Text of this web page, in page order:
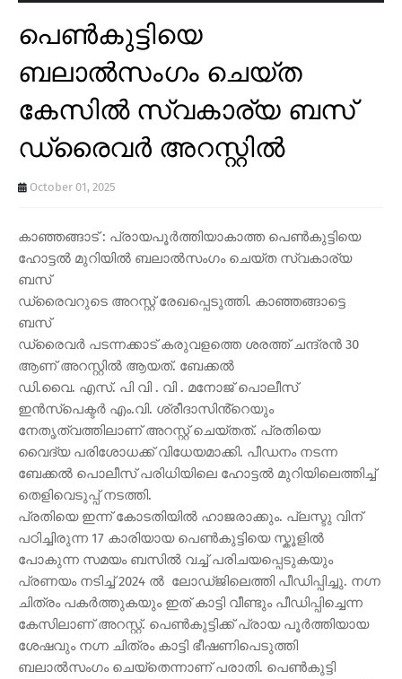
പെൺകുട്ടിയെ
ബലാൽസംഗം ചെയ്ത
കേസിൽ സ്വകാര്യ ബസ്
ഡ്രൈവർ അറസ്റ്റിൽ
October 01, 2025
കാഞ്ഞങ്ങാട് : പ്രായപൂർത്തിയാകാത്ത പെൺകുട്ടിയെ
ഹോട്ടൽ മുറിയിൽ ബലാൽസംഗം ചെയ്ത സ്വകാര്യ
ബസ്
ഡ്രൈവറുടെ അറസ്റ്റ് രേഖപ്പെടുത്തി. കാഞ്ഞങ്ങാട്ടെ
ബസ്
ഡ്രൈവർ പടന്നക്കാട് കരുവളത്തെ ശരത്ത് ചന്ദ്രൻ 30
ആണ് അറസ്റ്റിൽ ആയത്. ബേക്കൽ
ഡി.വൈ. എസ്. പി വി . വി . മനോജ് പൊലീസ്
ഇൻസ്പെക്ടർ എം.വി. ശ്രീദാസിൻ്റെയും
നേതൃത്വത്തിലാണ് അറസ്റ്റ് ചെയ്തത്. പ്രതിയെ
വൈദ്യ പരിശോധക്ക് വിധേയമാക്കി. പീഡനം നടന്ന
ബേക്കൽ പൊലീസ് പരിധിയിലെ ഹോട്ടൽ മുറിയിലെത്തിച്ച്
തെളിവെടുപ്പ് നടത്തി.
പ്രതിയെ ഇന്ന് കോടതിയിൽ ഹാജരാക്കും. പ്ലസ്ടു വിന്
പഠിച്ചിരുന്ന 17 കാരിയായ പെൺകുട്ടിയെ സ്കൂളിൽ
പോകുന്ന സമയം ബസിൽ വച്ച് പരിചയപ്പെടുകയും
പ്രണയം നടിച്ച് 2024 ൽ ലോഡ്ജിലെത്തി പീഡിപ്പിച്ചു. നഗ്ന
ചിത്രം പകർത്തുകയും ഇത് കാട്ടി വീണ്ടും പീഡിപ്പിച്ചെന്ന
കേസിലാണ് അറസ്റ്റ്. പെൺകുട്ടിക്ക് പ്രായ പൂർത്തിയായ
ശേഷവും നഗ്ന ചിത്രം കാട്ടി ഭീഷണിപെടുത്തി
ബലാൽസംഗം ചെയ്തെന്നാണ് പരാതി. പെൺകുട്ടി